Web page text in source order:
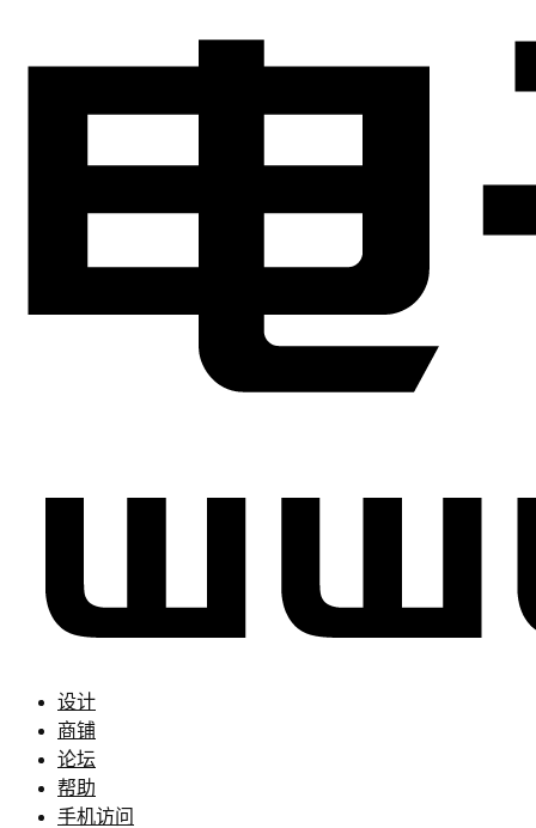
设计
商铺
论坛
帮助
手机访问